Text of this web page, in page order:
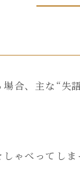
合、主な“
ゃべってし